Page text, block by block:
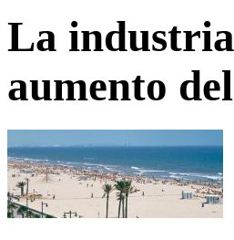
La
aumento